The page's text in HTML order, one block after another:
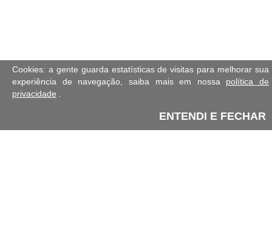
Cookies: a gente guarda estatísticas de visitas para melhorar sua
experiência de navegação, saiba mais em nossa política de
privacidade
ENTENDI E FECHAR